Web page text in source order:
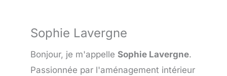
Sophie Lavergne
Bonjour, je m'appelle Sophie Lavergne.
Passionnée par l'aménagement intérieur